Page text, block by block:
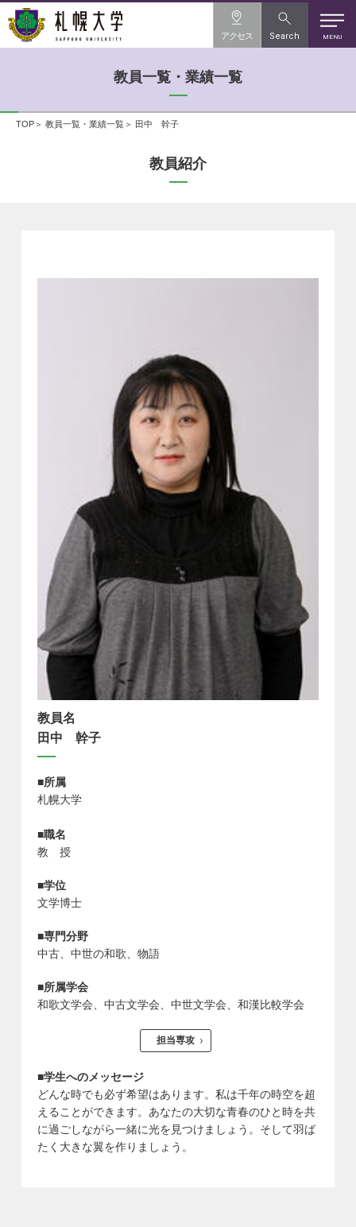
MENU
アクセス Search
教員一覧・業績一覧
TOP 教員一覧・業績一覧 田中 幹子
教員紹介
教員名
田中 幹子
■所属
札幌大学
■職名
教 授
■学位
文学博士
■専門分野
中古、中世の和歌、物語
■所属学会
和歌文学会、中古文学会、中世文学会、和漢比較学会
担当専攻
■学生へのメッセージ
どんな時でも必ず希望はあります。私は千年の時空を超
えることができます。あなたの大切な青春のひと時を共
に過ごしながら一緒に光を見つけましょう。そして羽ば
たく大きな翼を作りましょう。